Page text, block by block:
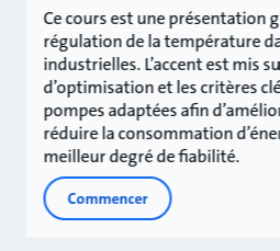
Ce cours est une présentation
régulation de la température
industrielles. L’accent est mis
d’optimisation et les critères
pompes adaptées afin
réduire la consommation
meilleur degré de fiabilité.
Commencer